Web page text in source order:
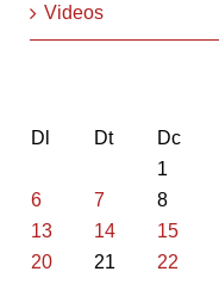
Videos
Dl
Dt Dc
1
6
7 8
13
14 15
20
21 22